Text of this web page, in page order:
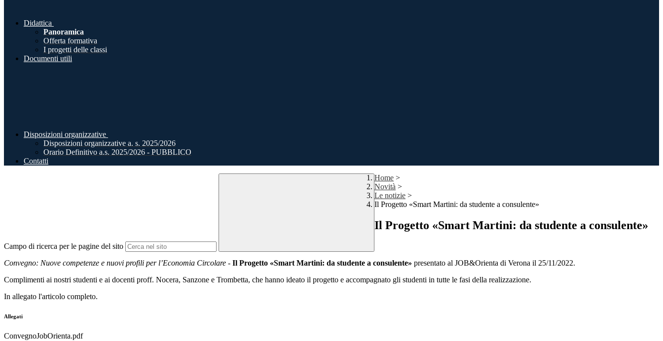
Didattica
Panoramica
Offerta formativa
I progetti delle classi
Documenti utili
Disposizioni organizzative
Disposizioni organizzative a. s. 2025/2026
Orario Definitivo a.s. 2025/2026 - PUBBLICO
Contatti
Campo di ricerca per le pagine del sito
Home >
Novità >
Le notizie >
Il Progetto «Smart Martini: da studente a consulente»
Il Progetto «Smart Martini: da studente a consulente»
Convegno: Nuove competenze e nuovi profili per l’Economia Circolare - Il Progetto «Smart Martini: da studente a consulente» presentato al JOB&Orienta di Verona il 25/11/2022.
Complimenti ai nostri studenti e ai docenti proff. Nocera, Sanzone e Trombetta, che hanno ideato il progetto e accompagnato gli studenti in tutte le fasi della realizzazione.
In allegato l'articolo completo.
Allegati
ConvegnoJobOrienta.pdf